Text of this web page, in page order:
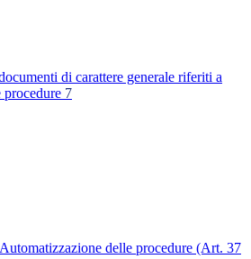
di carattere generale riferiti a
procedure 7
Automatizzazione delle procedure (Art. 37